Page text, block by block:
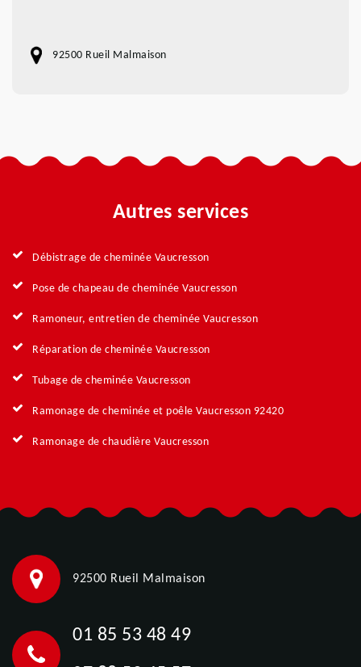
92500 Rueil Malmaison
Autres services
Débistrage de cheminée Vaucresson
Pose de chapeau de cheminée Vaucresson
Ramoneur, entretien de cheminée Vaucresson
Réparation de cheminée Vaucresson
Tubage de cheminée Vaucresson
Ramonage de cheminée et poêle Vaucresson 92420
Ramonage de chaudière Vaucresson
92500 Rueil Malmaison
01 85 53 48 49